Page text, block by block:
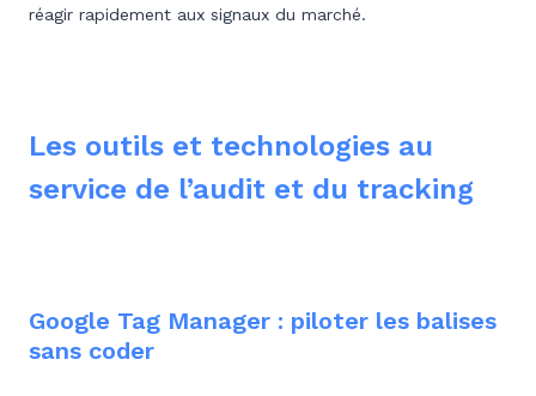
réagir rapidement aux signaux du marché.
Les outils et technologies au
service de l’audit et du tracking
Google Tag Manager : piloter les balises
sans coder